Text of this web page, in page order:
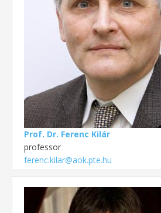
Prof. Dr. Ferenc Kilár
professor
ferenc.kilar@aok.pte.hu